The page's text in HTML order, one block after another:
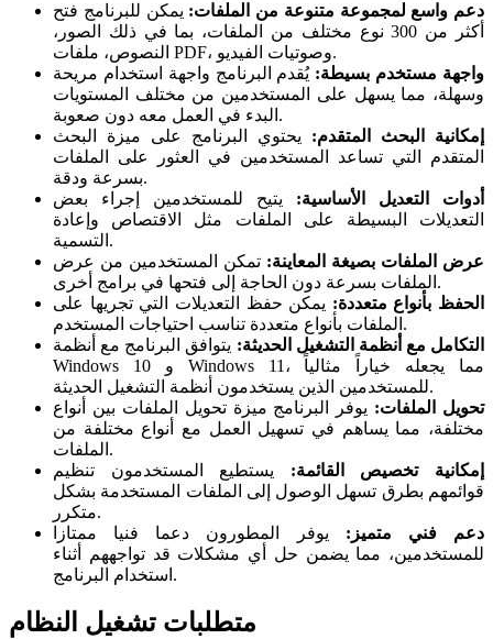
دعم واسع لمجموعة متنوعة من الملفات: يمكن للبرنامج فتح
أكثر من 300 نوع مختلف من الملفات، بما في ذلك الصور،
النصوص، ملفات PDF، وصوتيات الفيديو.
واجهة مستخدم بسيطة: يُقدم البرنامج واجهة استخدام مريحة
وسهلة، مما يسهل على المستخدمين من مختلف المستويات
البدء في العمل معه دون صعوبة.
إمكانية البحث المتقدم: يحتوي البرنامج على ميزة البحث
المتقدم التي تساعد المستخدمين في العثور على الملفات
بسرعة ودقة.
أدوات التعديل الأساسية: يتيح للمستخدمين إجراء بعض
التعديلات البسيطة على الملفات مثل الاقتصاص وإعادة
التسمية.
عرض الملفات بصيغة المعاينة: تمكن المستخدمين من عرض
الملفات بسرعة دون الحاجة إلى فتحها في برامج أخرى.
الحفظ بأنواع متعددة: يمكن حفظ التعديلات التي تجريها على
الملفات بأنواع متعددة تناسب احتياجات المستخدم.
التكامل مع أنظمة التشغيل الحديثة: يتوافق البرنامج مع أنظمة
Windows 10 و Windows 11، مما يجعله خياراً مثالياً
للمستخدمين الذين يستخدمون أنظمة التشغيل الحديثة.
تحويل الملفات: يوفر البرنامج ميزة تحويل الملفات بين أنواع
مختلفة، مما يساهم في تسهيل العمل مع أنواع مختلفة من
الملفات.
إمكانية تخصيص القائمة: يستطيع المستخدمون تنظيم
قوائمهم بطرق تسهل الوصول إلى الملفات المستخدمة بشكل
متكرر.
دعم فني متميز: يوفر المطورون دعما فنيا ممتازا
للمستخدمين، مما يضمن حل أي مشكلات قد تواجههم أثناء
استخدام البرنامج.
متطلبات تشغيل النظام